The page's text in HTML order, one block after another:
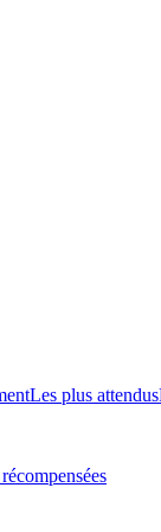
Les plus attendus